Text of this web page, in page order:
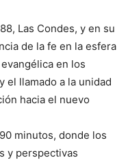
Las Condes, y en su
de la fe en la esfera
en los
el llamado a la unidad
hacia el nuevo
minutos, donde los
y perspectivas